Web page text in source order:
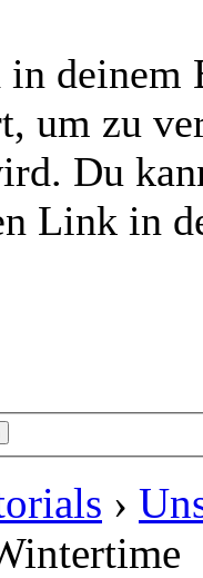
deinem
um zu
Du
Link in
›